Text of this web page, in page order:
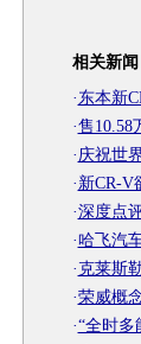
相关新闻
· 东本新
·售10.58
· 庆祝世
· 新CR-V
·深度点
·哈飞汽
·克莱斯
·荣威概
·“全时多